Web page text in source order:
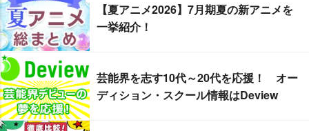
【夏アニメ2026】7月期夏の新アニメを
一挙紹介！
芸能界を志す10代～20代を応援！ オー
ディション・スクール情報はDeview